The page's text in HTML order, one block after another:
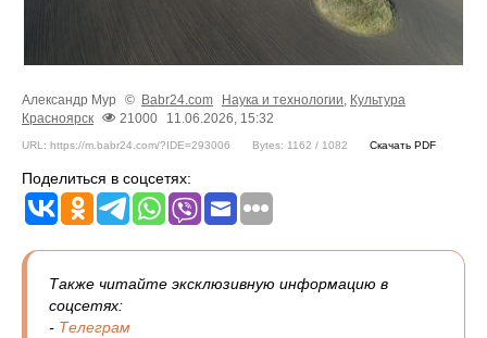
Александр Мур © Babr24.com Наука и технологии Культура
Красноярск
21000 11.06.2026, 15:32
URL: https://m.babr24.com/?IDE=293006 Bytes: 1162 / 1082 Скачать PDF
Поделиться в соцсетях:
Также читайте эксклюзивную информацию в
соцсетях:
- Телеграм